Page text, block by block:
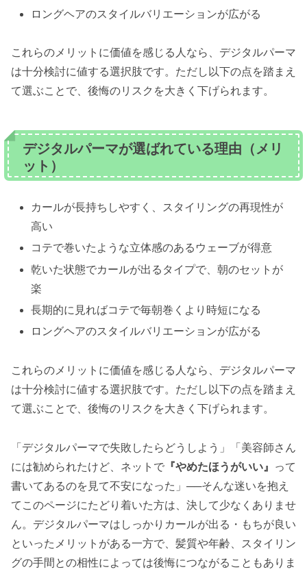
ロングヘアのスタイルバリエーションが広がる
これらのメリットに価値を感じる人なら、デジタルパーマ
は十分検討に値する選択肢です。ただし以下の点を踏まえ
て選ぶことで、後悔のリスクを大きく下げられます。
デジタルパーマが選ばれている理由（メリ
ット）
カールが長持ちしやすく、スタイリングの再現性が
高い
コテで巻いたような立体感のあるウェーブが得意
乾いた状態でカールが出るタイプで、朝のセットが
楽
長期的に見ればコテで毎朝巻くより時短になる
ロングヘアのスタイルバリエーションが広がる
これらのメリットに価値を感じる人なら、デジタルパーマ
は十分検討に値する選択肢です。ただし以下の点を踏まえ
て選ぶことで、後悔のリスクを大きく下げられます。
「デジタルパーマで失敗したらどうしよう」「美容師さん
には勧められたけど、ネットで 『やめたほうがいい』
って
書いてあるのを見て不安になった」──そんな迷いを抱え
てこのページにたどり着いた方は、決して少なくありませ
ん。デジタルパーマはしっかりカールが出る・もちが良い
といったメリットがある一方で、髪質や年齢、スタイリン
グの手間との相性によっては後悔につながることもありま